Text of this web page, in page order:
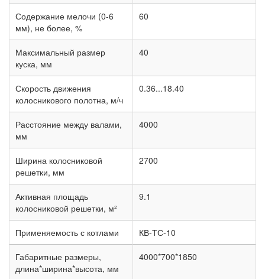
Содержание мелочи (0-6
мм), не более, %
60
Максимальный размер
куска, мм
40
Скорость движения
колосникового полотна, м/ч
0.36...18.40
Расстояние между валами,
мм
4000
Ширина колосниковой
решетки, мм
2700
Активная площадь
колосниковой решетки, м²
9.1
Применяемость с котлами КВ-ТС-10
Габаритные размеры,
длина*ширина*высота, мм
4000*700*1850